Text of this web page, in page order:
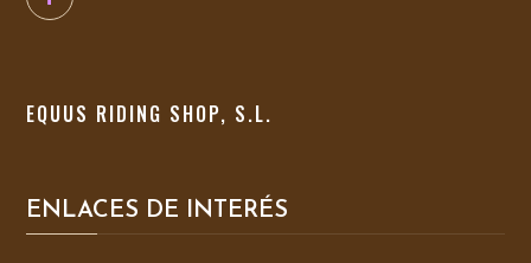
EQUUS RIDING SHOP, S.L.
ENLACES DE INTERÉS